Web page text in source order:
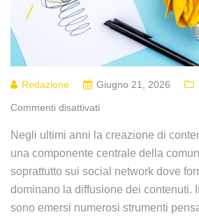
Redazione Giugno 21, 2026
Commenti disattivati
Negli ultimi anni la creazione di
una componente centrale della
soprattutto sui social network dove
dominano la diffusione dei contenuti.
sono emersi numerosi strumenti